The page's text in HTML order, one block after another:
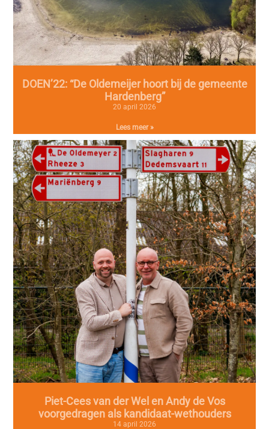
DOEN’22: “De Oldemeijer hoort bij de gemeente
Hardenberg”
20 april 2026
Lees meer »
Piet-Cees van der Wel en Andy de Vos
voorgedragen als kandidaat-wethouders
14 april 2026